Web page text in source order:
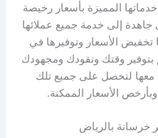
المميزة بأسعار رخيصة
جاهدة إلى خدمة جميع عملائها
تخفيض الأسعار وتوفيرها في
وقتك ونقودك ومجهودك
معها لتحصل على جميع تلك
الأسعار الممكنة.